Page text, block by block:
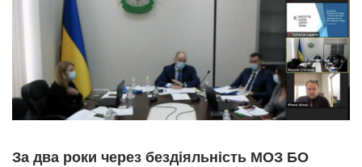
За два роки через бездіяльність МОЗ БО